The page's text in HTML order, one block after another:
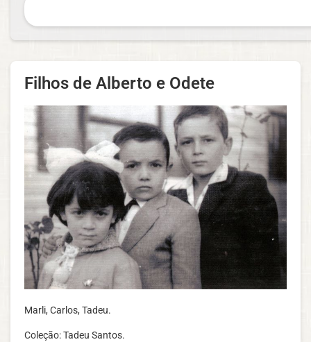
Filhos de Alberto e Odete
Marli, Carlos, Tadeu.
Coleção: Tadeu Santos.